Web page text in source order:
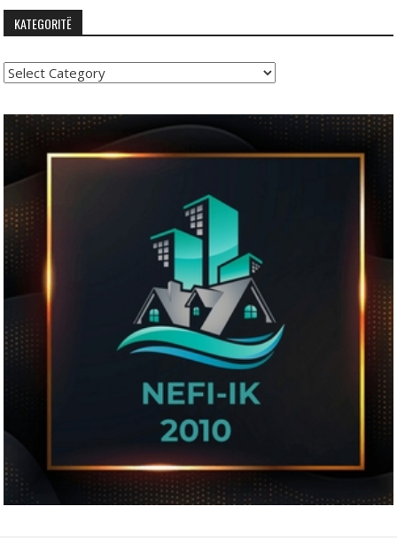
KATEGORITË
Kategoritë